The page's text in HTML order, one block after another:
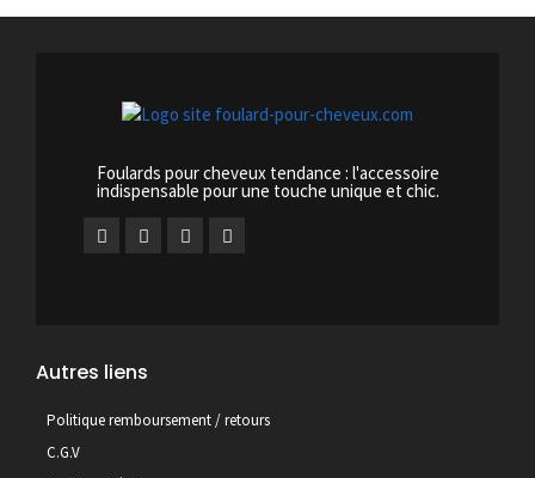
Foulards pour cheveux tendance : l'accessoire
indispensable pour une touche unique et chic.
Autres liens
Politique remboursement / retours
C.G.V